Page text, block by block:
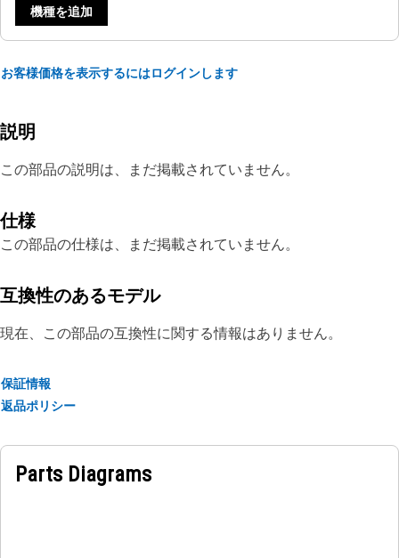
機種を追加
お客様価格を表示するにはログインします
説明
この部品の説明は、まだ掲載されていません。
仕様
この部品の仕様は、まだ掲載されていません。
互換性のあるモデル
現在、この部品の互換性に関する情報はありません。
保証情報
返品ポリシー
Parts Diagrams